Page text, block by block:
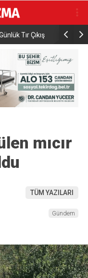
Edis ve Bengü, 6 gün
konserinde 40 bin
mıcır
TÜM YAZILARI
Gündem